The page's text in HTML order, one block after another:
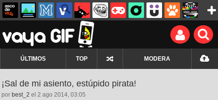
ÚLTIMOS TOP MODERA
¡Sal de mi asiento, estúpido pirata!
por best_2 el 2 ago 2014, 03:05